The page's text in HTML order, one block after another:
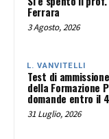
Ferrara
3 Agosto, 2026
L. VANVITELLI
Test di
della Formazione
domande entro il
31 Luglio, 2026